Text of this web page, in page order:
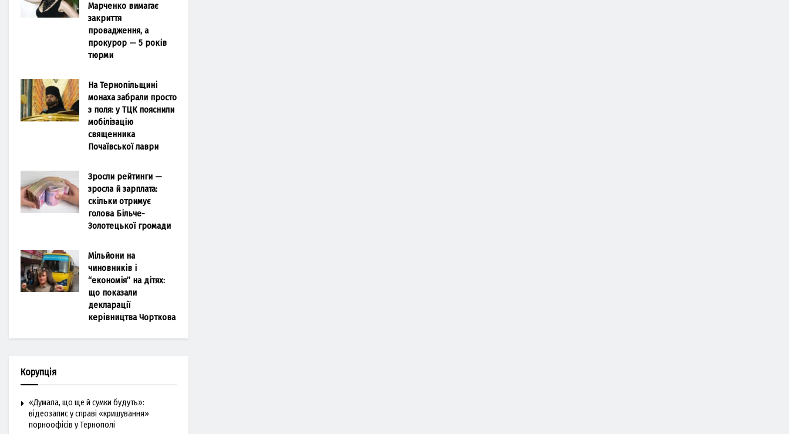
Марченко вимагає
закриття
провадження, а
прокурор — 5 років
тюрми
На Тернопільщині
монаха забрали просто
з поля: у ТЦК пояснили
мобілізацію
священника
Почаївської лаври
Зросли рейтинги —
зросла й зарплата:
скільки отримує
голова Більче-
Золотецької громади
Мільйони на
чиновників і
“економія” на дітях:
що показали
декларації
керівництва Чорткова
Корупція
«Думала, що ще й сумки будуть»:
відеозапис у справі «кришування»
порноофісів у Тернополі